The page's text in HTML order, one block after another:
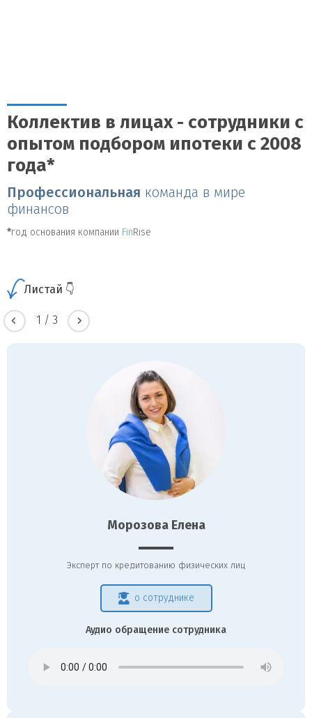
Коллектив в лицах - сотрудники с
опытом подбором ипотеки с 2008
года*
Профессиональная команда в мире
финансов
*год основания компании Fin Rise
Листай 👇
1 / 3
Морозова Елена
Эксперт по кредитованию физических лиц
о сотруднике
Аудио обращение сотрудника